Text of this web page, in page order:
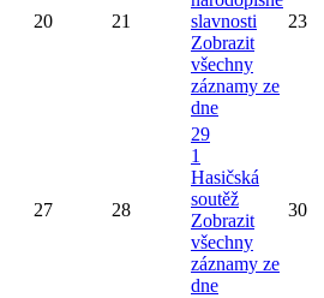
20 21
slavnosti
Zobrazit
všechny
záznamy ze
dne
23
27 28
29
1
Hasičská
soutěž
Zobrazit
všechny
záznamy ze
dne
30